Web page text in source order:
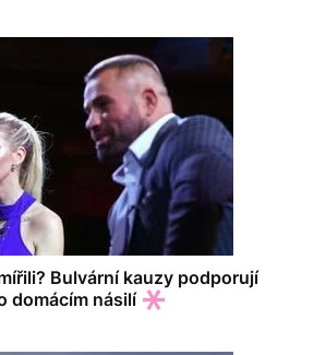
Bulvární kauzy podporují
domácím násilí